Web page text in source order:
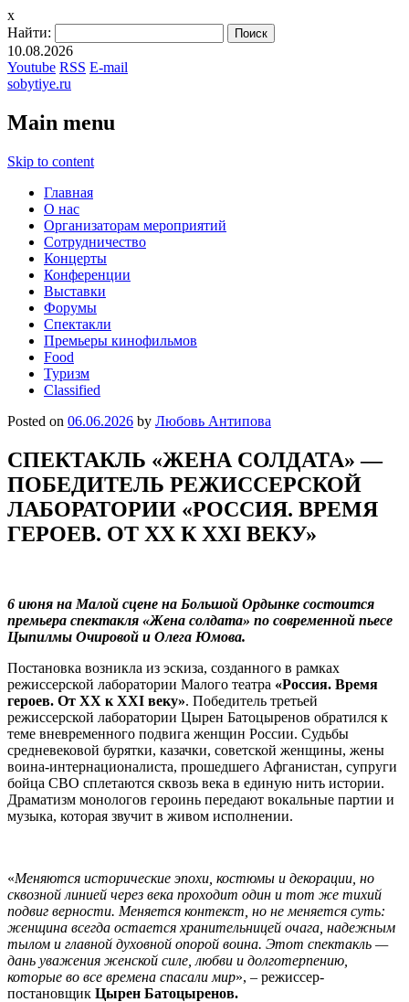
x
Найти:
10.08.2026
Youtube RSS E-mail
sobytiye.ru
Main menu
Skip to content
Главная
О нас
Организаторам мероприятий
Сотрудничество
Концерты
Конференции
Выставки
Форумы
Спектакли
Премьеры кинофильмов
Food
Туризм
Сlassified
Posted on 06.06.2026 by Любовь Антипова
СПЕКТАКЛЬ «ЖЕНА СОЛДАТА» —
ПОБЕДИТЕЛЬ РЕЖИССЕРСКОЙ
ЛАБОРАТОРИИ «РОССИЯ. ВРЕМЯ
ГЕРОЕВ. ОТ XX К XXI ВЕКУ»
6 июня на Малой сцене на Большой Ордынке состоится
премьера спектакля «Жена солдата» по современной пьесе
Цыпилмы Очировой и Олега Юмова.
Постановка возникла из эскиза, созданного в рамках
режиссерской лаборатории Малого театра «Россия. Время
героев. От XX к XXI веку». Победитель третьей
режиссерской лаборатории Цырен Батоцыренов обратился к
теме вневременного подвига женщин России. Судьбы
средневековой бурятки, казачки, советской женщины, жены
воина-интернационалиста, прошедшего Афганистан, супруги
бойца СВО сплетаются сквозь века в единую нить истории.
Драматизм монологов героинь передают вокальные партии и
музыка, которая звучит в живом исполнении.
«Меняются исторические эпохи, костюмы и декорации, но
сквозной линией через века проходит один и тот же тихий
подвиг верности. Меняется контекст, но не меняется суть:
женщина всегда остается хранительницей очага, надежным
тылом и главной духовной опорой воина. Этот спектакль —
дань уважения женской силе, любви и долготерпению,
которые во все времена спасали мир», – режиссер-
постановщик Цырен Батоцыренов.